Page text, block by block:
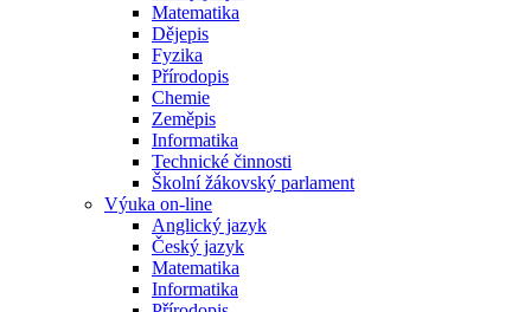
Matematika
Dějepis
Fyzika
Přírodopis
Chemie
Zeměpis
Informatika
Technické činnosti
Školní žákovský parlament
Výuka on-line
Anglický jazyk
Český jazyk
Matematika
Informatika